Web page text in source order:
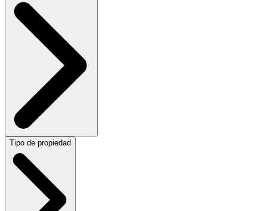
Tipo de propiedad